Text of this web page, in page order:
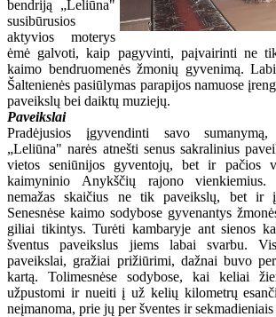
bendriją „Leliūna"
susibūrusios
aktyvios moterys
ėmė galvoti, kaip pagyvinti, paįvairinti ne
kaimo bendruomenės žmonių gyvenimą.
Šaltenienės pasiūlymas parapijos namuose
paveikslų bei daiktų muziejų.
Paveikslai
Pradėjusios įgyvendinti savo
„Leliūna" narės atnešti senus sakralinius
vietos seniūnijos gyventojų, bet ir pačios
kaimyninio Anykščių rajono vienkiemius.
nemažas skaičius ne tik paveikslų, bet ir
Senesnėse kaimo sodybose gyvenantys
giliai tikintys. Turėti kambaryje ant sienos
šventus paveikslus jiems labai svarbu.
paveikslai, gražiai prižiūrimi, dažnai buvo
kartą. Tolimesnėse sodybose, kai keliai
užpustomi ir nueiti į už kelių kilometrų
neįmanoma, prie jų per šventes ir